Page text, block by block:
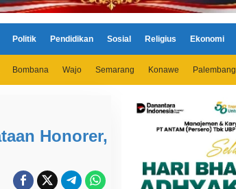
Politik Pendidikan Sosial Religius Ekonomi
Bombana Wajo Semarang Konawe Palembang
Honorer,